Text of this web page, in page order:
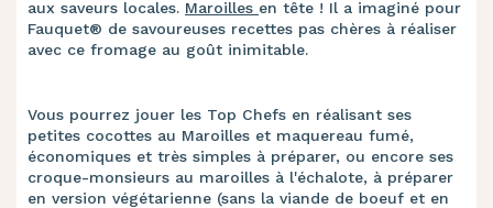
aux saveurs locales. Maroilles en tête ! Il a imaginé pour
Fauquet® de savoureuses recettes pas chères à réaliser
avec ce fromage au goût inimitable.
Vous pourrez jouer les Top Chefs en réalisant ses
petites cocottes au Maroilles et maquereau fumé,
économiques et très simples à préparer, ou encore ses
croque-monsieurs au maroilles à l'échalote, à préparer
en version végétarienne (sans la viande de boeuf et en